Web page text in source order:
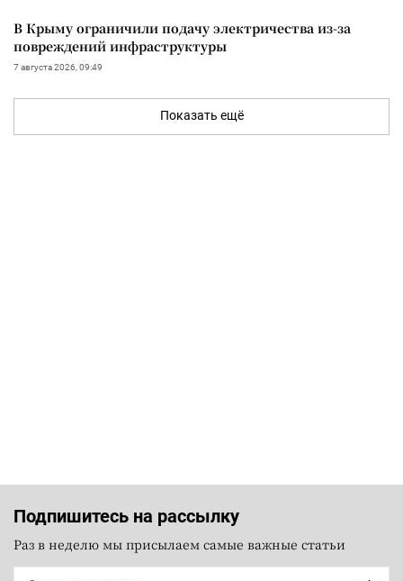
В Крыму ограничили подачу электричества из-за
повреждений инфраструктуры
7 августа 2026, 09:49
Показать ещё
Подпишитесь на рассылку
Раз в неделю мы присылаем самые важные статьи